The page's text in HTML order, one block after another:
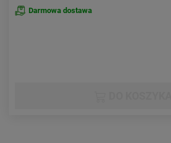
Darmowa dostawa